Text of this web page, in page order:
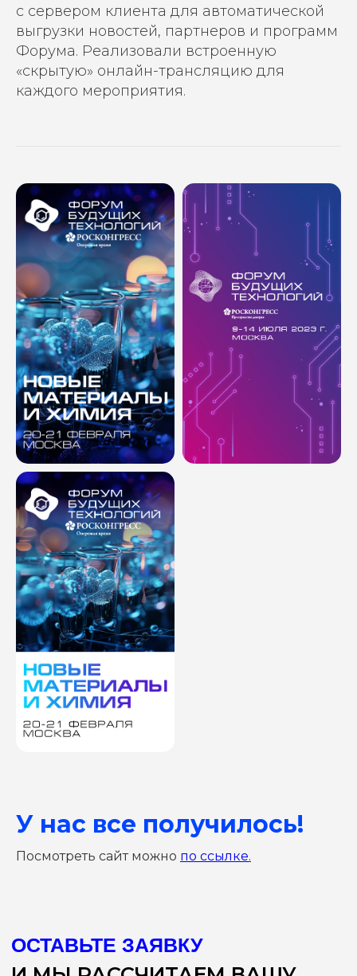
с сервером клиента для автоматической
выгрузки новостей, партнеров и программ
Форума. Реализовали встроенную
«скрытую» онлайн-трансляцию для
каждого мероприятия.
У нас все получилось!
Посмотреть сайт можно по ссылке.
И МЫ РАССЧИТАЕМ ВАШУ
РЕКЛАМНУЮ КАМПАНИЮ
Или свяжитесь с нами вTelegram
Ваше имя
Номер телефона
Комментарий
Соглашаюсь сполитикой
конфиденциальности
ОТПРАВИТЬ